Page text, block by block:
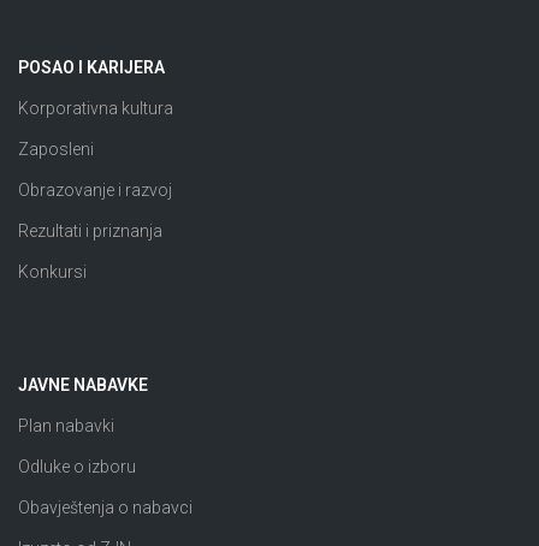
POSAO I KARIJERA
Korporativna kultura
Zaposleni
Obrazovanje i razvoj
Rezultati i priznanja
Konkursi
JAVNE NABAVKE
Plan nabavki
Odluke o izboru
Obavještenja o nabavci